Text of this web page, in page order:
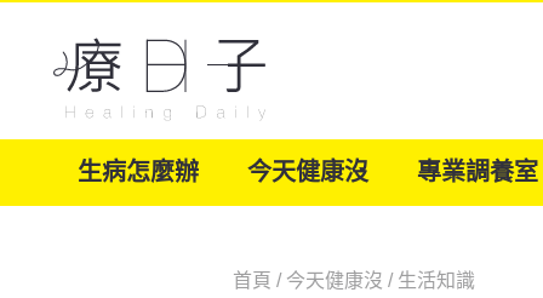
生病怎麼辦 今天健康沒 專業調養室
首頁 / 今天健康沒 / 生活知識